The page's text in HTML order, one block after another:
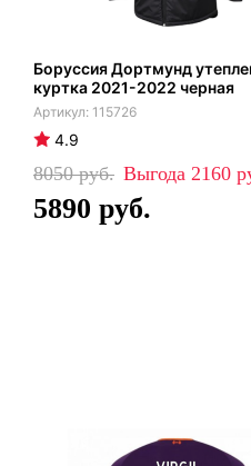
Боруссия Дортмунд
куртка 2021-2022 черная
115726
4.9
8050 2160
5890